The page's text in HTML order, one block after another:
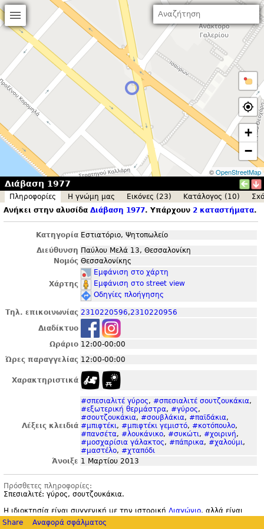
+
−
©OpenStreetMap
Διάβαση 1977
Πληροφορίες Η γνώμη μας Εικόνες (23) Κατάλογος (10)
Ανήκει στην αλυσίδα Διάβαση 1977. Υπάρχουν 2 καταστήματα.
Κατηγορία Εστιατόριο, Ψητοπωλείο
Διεύθυνση Παύλου Μελά 13, Θεσσαλονίκη
Νομός Θεσσαλονίκης
Χάρτης
Εμφάνιση στο χάρτη
Εμφάνιση στο street view
Οδηγίες πλοήγησης
Τηλ. επικοινωνίας 2310220596,2310220956
Διαδίκτυο
Ωράριο 12:00-00:00
Ώρες παραγγελίας 12:00-00:00
Χαρακτηριστικά
Λέξεις κλειδιά
#σπεσιαλιτέ γύρος, #σπεσιαλιτέ σουτζουκάκια,
#εξωτερική θερμάστρα, #γύρος,
#σουτζουκάκια, #σουβλάκια, #παϊδάκια,
#μπιφτέκι, #μπιφτέκι γεμιστό, #κοτόπουλο,
#πανσέτα, #λουκάνικο, #συκώτι, #χοιρινή,
#μοσχαρίσια γάλακτος, #πάπρικα, #χαλούμι,
#μαστέλο, #χταπόδι
Άνοιξε 1 Μαρτίου 2013
Πρόσθετες πληροφορίες:
Σπεσιαλιτέ: γύρος, σουτζουκάκια.
Η ιδιοκτησία είναι συγγενική με την ιστορική Διαγώνιο, αλλά είναι
διαφορετική επιχείρηση από τη
Share Αναφορά σφάλματος